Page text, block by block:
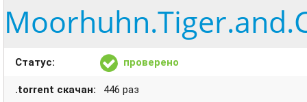
Статус: проверено
.torrent скачан: 446 раз